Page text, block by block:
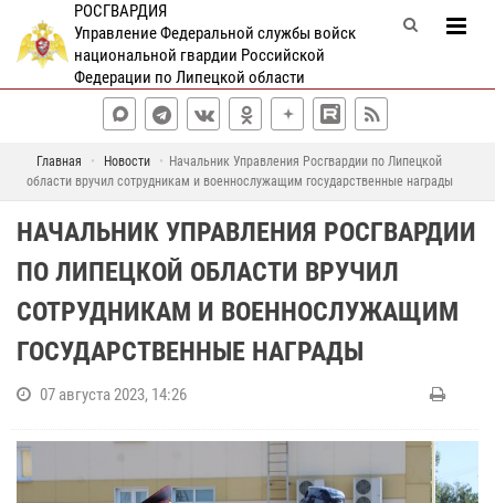
РОСГВАРДИЯ
Управление Федеральной службы войск
национальной гвардии Российской
Федерации по Липецкой области
Главная Новости
Начальник Управления Росгвардии по Липецкой
области вручил сотрудникам и военнослужащим государственные награды
НАЧАЛЬНИК УПРАВЛЕНИЯ РОСГВАРДИИ
ПО ЛИПЕЦКОЙ ОБЛАСТИ ВРУЧИЛ
СОТРУДНИКАМ И ВОЕННОСЛУЖАЩИМ
ГОСУДАРСТВЕННЫЕ НАГРАДЫ
07 августа 2023, 14:26